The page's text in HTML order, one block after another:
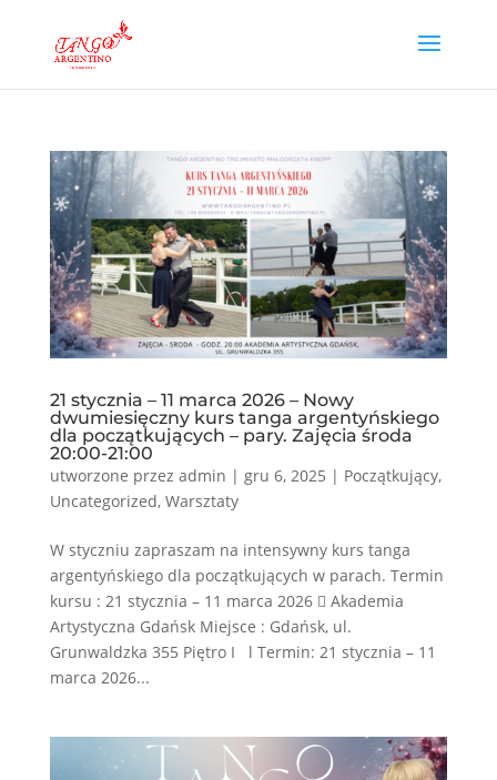
21 stycznia – 11 marca 2026 – Nowy
dwumiesięczny kurs tanga argentyńskiego
dla początkujących – pary. Zajęcia środa
20:00-21:00
utworzone przez admin | gru 6, 2025 | Początkujący,
Uncategorized, Warsztaty
W styczniu zapraszam na intensywny kurs tanga
argentyńskiego dla początkujących w parach. Termin
kursu : 21 stycznia – 11 marca 2026  Akademia
Artystyczna Gdańsk Miejsce : Gdańsk, ul.
Grunwaldzka 355 Piętro I l Termin: 21 stycznia – 11
marca 2026...